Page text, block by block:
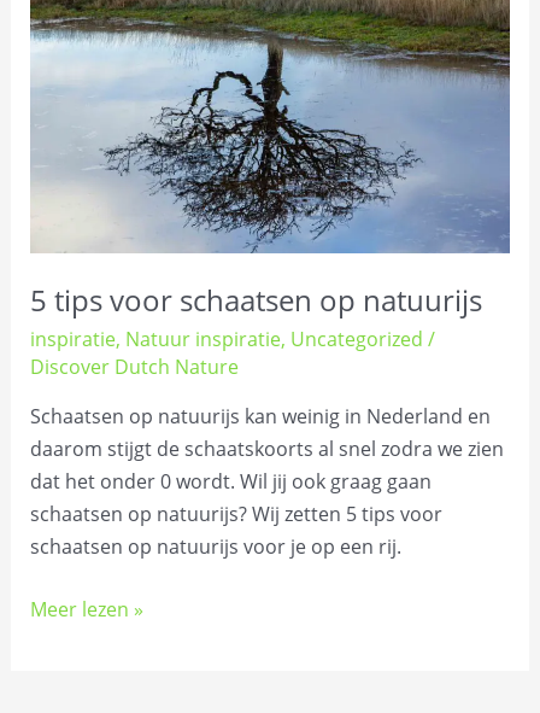
5 tips voor schaatsen op natuurijs
inspiratie, Natuur inspiratie, Uncategorized /
Discover Dutch Nature
Schaatsen op natuurijs kan weinig in Nederland en
daarom stijgt de schaatskoorts al snel zodra we zien
dat het onder 0 wordt. Wil jij ook graag gaan
schaatsen op natuurijs? Wij zetten 5 tips voor
schaatsen op natuurijs voor je op een rij.
voor
schaatsen
op
Meer lezen »